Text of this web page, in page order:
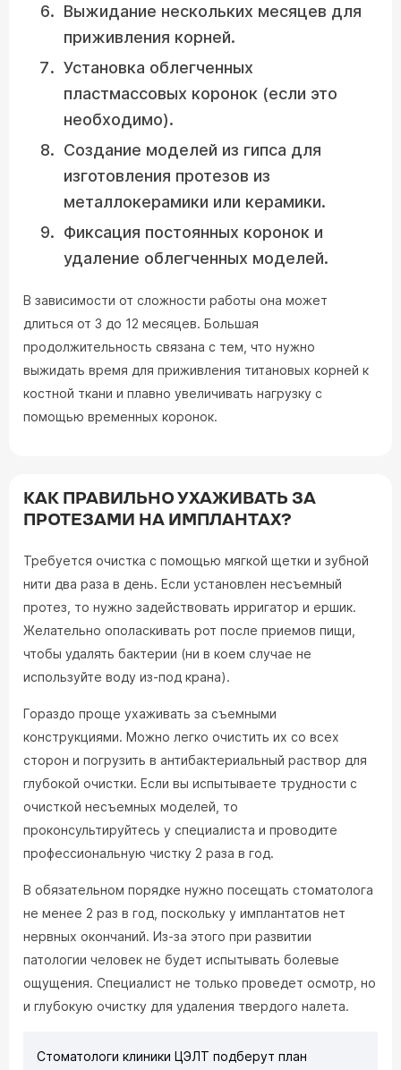
Выжидание нескольких месяцев для
приживления корней.
Установка облегченных
пластмассовых коронок (если это
необходимо).
Создание моделей из гипса для
изготовления протезов из
металлокерамики или керамики.
Фиксация постоянных коронок и
удаление облегченных моделей.
В зависимости от сложности работы она может
длиться от 3 до 12 месяцев. Большая
продолжительность связана с тем, что нужно
выжидать время для приживления титановых корней к
костной ткани и плавно увеличивать нагрузку с
помощью временных коронок.
КАК ПРАВИЛЬНО УХАЖИВАТЬ ЗА
ПРОТЕЗАМИ НА ИМПЛАНТАХ?
Требуется очистка с помощью мягкой щетки и зубной
нити два раза в день. Если установлен несъемный
протез, то нужно задействовать ирригатор и ершик.
Желательно ополаскивать рот после приемов пищи,
чтобы удалять бактерии (ни в коем случае не
используйте воду из-под крана).
Гораздо проще ухаживать за съемными
конструкциями. Можно легко очистить их со всех
сторон и погрузить в антибактериальный раствор для
глубокой очистки. Если вы испытываете трудности с
очисткой несъемных моделей, то
проконсультируйтесь у специалиста и проводите
профессиональную чистку 2 раза в год.
В обязательном порядке нужно посещать стоматолога
не менее 2 раз в год, поскольку у имплантатов нет
нервных окончаний. Из-за этого при развитии
патологии человек не будет испытывать болевые
ощущения. Специалист не только проведет осмотр, но
и глубокую очистку для удаления твердого налета.
Стоматологи клиники ЦЭЛТ подберут план